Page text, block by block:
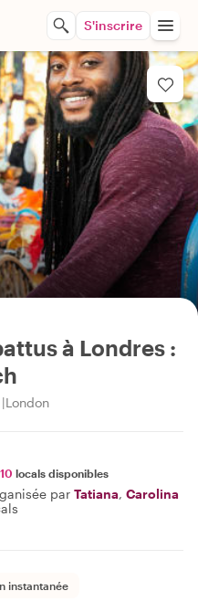
S'inscrire
à Londres :
London
10 locals disponibles
par Tatiana, Carolina
instantanée